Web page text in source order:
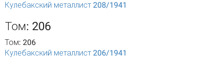
Кулебакский металлист 208/1941
Том: 206
Том: 206
Кулебакский металлист 206/1941